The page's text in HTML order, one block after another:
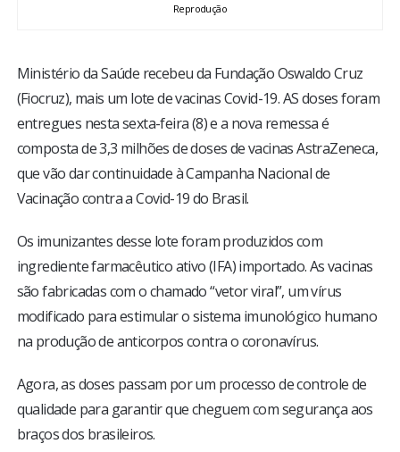
FOTOS
COLUNISTAS
Reprodução
Ministério da Saúde recebeu da Fundação Oswaldo Cruz
(Fiocruz), mais um lote de vacinas Covid-19. AS doses foram
entregues nesta sexta-feira (8) e a nova remessa é
composta de 3,3 milhões de doses de vacinas AstraZeneca,
que vão dar continuidade à Campanha Nacional de
Vacinação contra a Covid-19 do Brasil.
Os imunizantes desse lote foram produzidos com
ingrediente farmacêutico ativo (IFA) importado. As vacinas
são fabricadas com o chamado “vetor viral”, um vírus
modificado para estimular o sistema imunológico humano
na produção de anticorpos contra o coronavírus.
Agora, as doses passam por um processo de controle de
qualidade para garantir que cheguem com segurança aos
braços dos brasileiros.